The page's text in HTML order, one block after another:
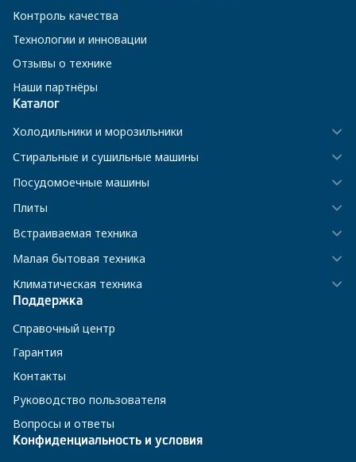
Контроль качества
Технологии и инновации
Отзывы о технике
Наши партнёры
Каталог
Холодильники и морозильники
Стиральные и сушильные машины
Посудомоечные машины
Плиты
Встраиваемая техника
Малая бытовая техника
Климатическая техника
Поддержка
Справочный центр
Гарантия
Контакты
Руководство пользователя
Вопросы и ответы
Конфиденциальность и условия